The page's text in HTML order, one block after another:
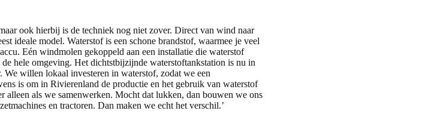
ook hierbij is de techniek nog niet zover. Direct van wind naar
ideale model. Waterstof is een schone brandstof, waarmee je veel
Eén windmolen gekoppeld aan een installatie die waterstof
hele omgeving. Het dichtstbijzijnde waterstoftankstation is nu in
willen lokaal investeren in waterstof, zodat we een
is om in Rivierenland de productie en het gebruik van waterstof
alleen als we samenwerken. Mocht dat lukken, dan bouwen we ons
en tractoren. Dan maken we echt het verschil.’